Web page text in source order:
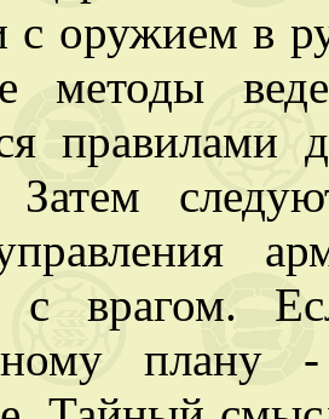
с оружием в
методы
правилами
Затем
с врагом.